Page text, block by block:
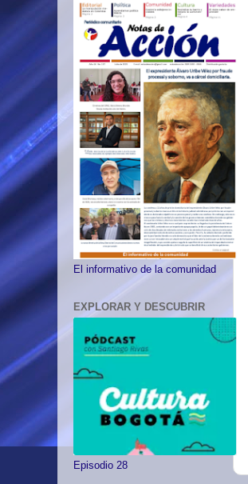
El informativo de la comunidad
EXPLORAR Y DESCUBRIR
Episodio 28